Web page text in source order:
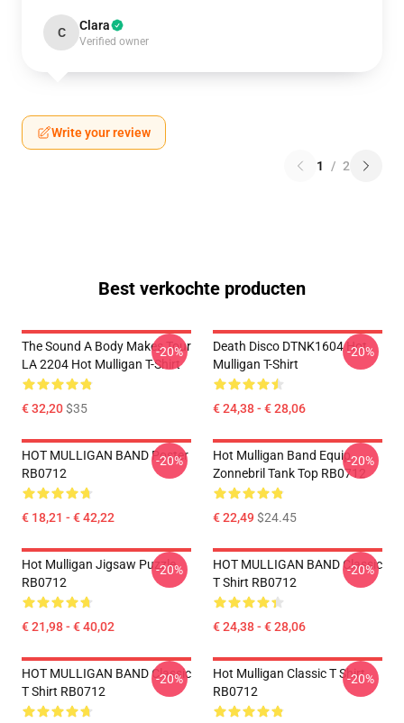
C Clara
Verified owner
Write your review
1 / 2
Best verkochte producten
The Sound A Body Makes Tour
LA 2204 Hot Mulligan T-Shirt
€ 32,20$35
-20%
Death Disco DTNK1604 Hot
Mulligan T-Shirt
€ 24,38 - € 28,06
-20%
HOT MULLIGAN BAND Poster
RB0712
€ 18,21 - € 42,22
-20%
Hot Mulligan Band Equip
Zonnebril Tank Top RB0712
€ 22,49$24.45
-20%
Hot Mulligan Jigsaw Puzzle
RB0712
€ 21,98 - € 40,02
-20%
HOT MULLIGAN BAND Classic
T Shirt RB0712
€ 24,38 - € 28,06
-20%
HOT MULLIGAN BAND Classic
T Shirt RB0712
-20%
Hot Mulligan Classic T Shirt
RB0712
-20%